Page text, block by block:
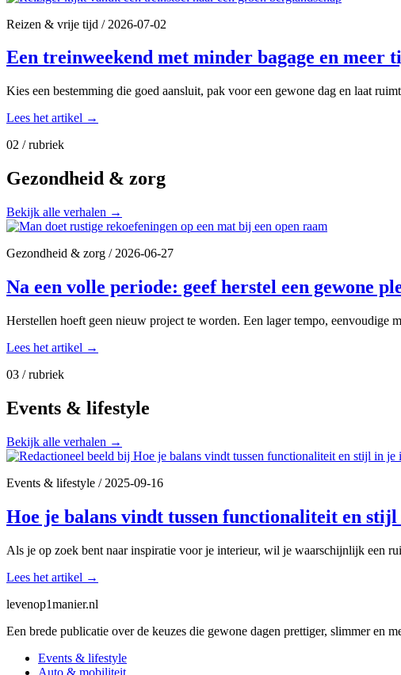
Reizen & vrije tijd /2026-07-02
Een treinweekend met minder bagage en meer
Kies een bestemming die goed aansluit, pak voor een gewone dag en laat
Lees het artikel →
02 / rubriek
Gezondheid & zorg
Bekijk alle verhalen →
Gezondheid & zorg /2026-06-27
Na een volle periode: geef herstel een gewone
Herstellen hoeft geen nieuw project te worden. Een lager tempo, eenvoudige
Lees het artikel →
03 / rubriek
Events & lifestyle
Bekijk alle verhalen →
Events & lifestyle /2025-09-16
Hoe je balans vindt tussen functionaliteit en
Als je op zoek bent naar inspiratie voor je interieur, wil je waarschijnlijk een
Lees het artikel →
levenop1manier.nl
Een brede publicatie over de keuzes die gewone dagen prettiger, slimmer en
Events & lifestyle
Auto & mobiliteit